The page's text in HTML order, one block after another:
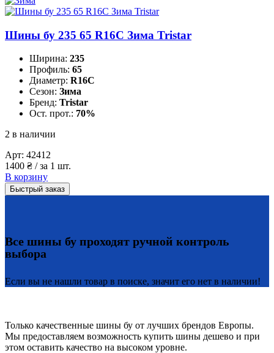
Шины бу 235 65 R16C Зима Tristar
Ширина: 235
Профиль: 65
Диаметр: R16C
Сезон: Зима
Бренд: Tristar
Ост. прот.: 70%
2 в наличии
Арт: 42412
1400 ₴ / за 1 шт.
В корзину
Быстрый заказ
Все шины бу проходят ручной контроль
выбора
Если вы не нашли товар в поиске, значит его нет в наличии!
Только качественные шины бу от лучших брендов Европы.
Мы предоставляем возможность купить шины дешево и при
этом оставить качество на высоком уровне.